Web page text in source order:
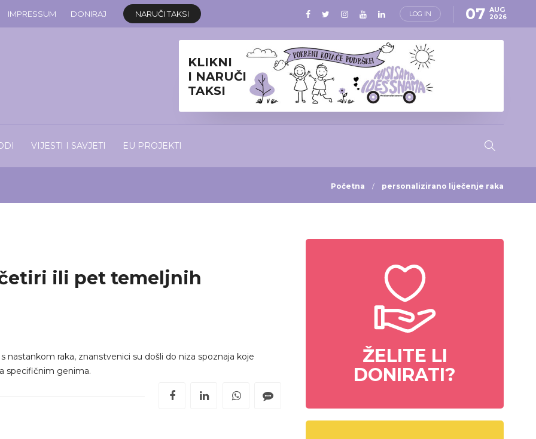
IMPRESSUM DONIRAJ NARUČI TAKSI LOG IN 07 AUG
2026
KLIKNI
I NARUČI
TAKSI
VIJESTI I SAVJETI EU PROJEKTI
Početna personalizirano liječenje raka
ili pet temeljnih
raka, znanstvenici su došli do niza spoznaja koje
specifičnim genima.
ŽELITE LI
DONIRATI?